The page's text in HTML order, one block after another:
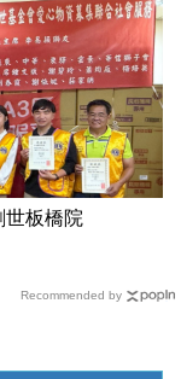
板橋院
Recommended by